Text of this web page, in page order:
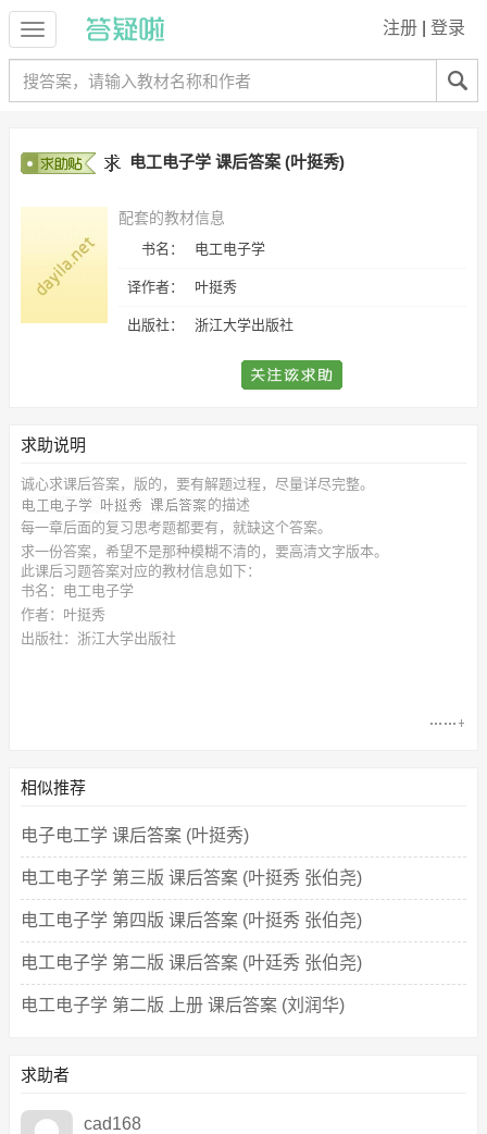
注册 登录
电工电子学 课后答案 (叶挺秀)
配套的教材信息
书名： 电工电子学
译作者： 叶挺秀
出版社： 浙江大学出版社
求助说明
诚心求课后答案， 版的，要有解题过程，尽量详尽完整。
的描述
每一章后面的复习思考题都要有，就缺这个答案。
求一份答案，希望不是那种模糊不清的，要高清文字版本。
此课后习题答案对应的教材信息如下：
书名：电工电子学
作者：叶挺秀
出版社：浙江大学出版社
相似推荐
电子电工学 课后答案 (叶挺秀)
电工电子学 第三版 课后答案 (叶挺秀 张伯尧)
电工电子学 第四版 课后答案 (叶挺秀 张伯尧)
电工电子学 第二版 课后答案 (叶廷秀 张伯尧)
电工电子学 第二版 上册 课后答案 (刘润华)
求助者
cad168